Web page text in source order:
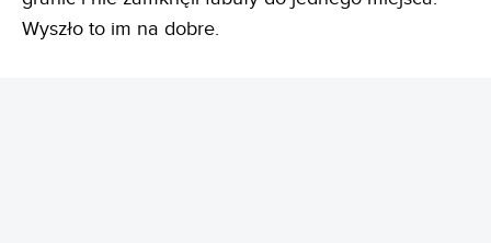
Wyszło to im na dobre.